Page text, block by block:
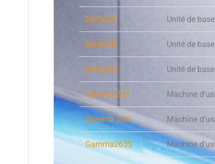
Delta220 Unité de
Delta240 Unité de
Delta260 Unité de
Gamma 255 Machine
Gamma 263 Machine
Gamma263S Machine